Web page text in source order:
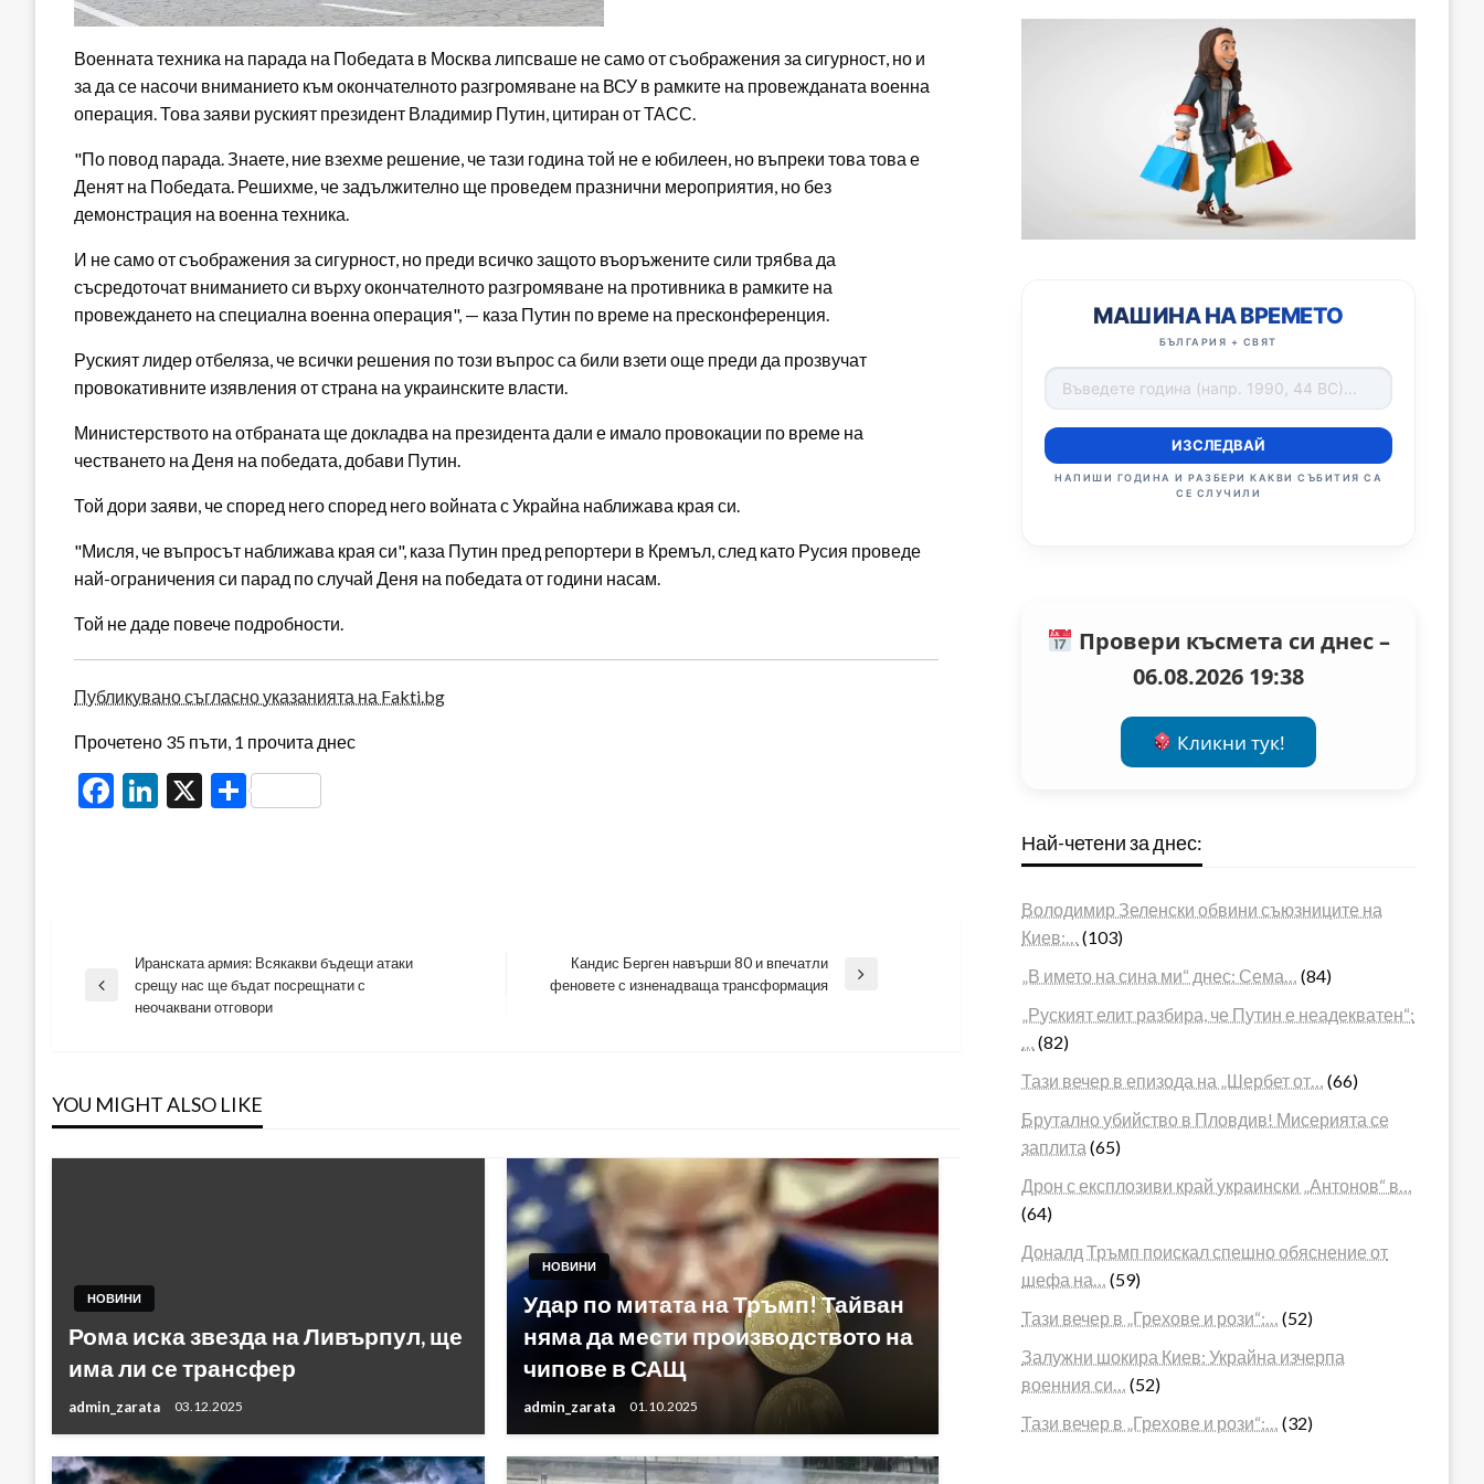
Военната техника на парада на Победата в Москва липсваше не само от съображения за сигурност, но и
за да се насочи вниманието към окончателното разгромяване на ВСУ в рамките на провежданата военна
операция. Това заяви руският президент Владимир Путин, цитиран от ТАСС.
"По повод парада. Знаете, ние взехме решение, че тази година той не е юбилеен, но въпреки това това е
Денят на Победата. Решихме, че задължително ще проведем празнични мероприятия, но без
демонстрация на военна техника.
И не само от съображения за сигурност, но преди всичко защото въоръжените сили трябва да
съсредоточат вниманието си върху окончателното разгромяване на противника в рамките на
провеждането на специална военна операция", — каза Путин по време на пресконференция.
Руският лидер отбеляза, че всички решения по този въпрос са били взети още преди да прозвучат
провокативните изявления от страна на украинските власти.
Министерството на отбраната ще докладва на президента дали е имало провокации по време на
честването на Деня на победата, добави Путин.
Той дори заяви, че според него според него войната с Украйна наближава края си.
"Мисля, че въпросът наближава края си", каза Путин пред репортери в Кремъл, след като Русия проведе
най-ограничения си парад по случай Деня на победата от години насам.
Той не даде повече подробности.
Публикувано съгласно указанията на Fakti.bg
Прочетено 35 пъти, 1 прочита днес
Facebook
LinkedIn
X Share
Навигация
Previous
Иранската армия: Всякакви бъдещи атаки
срещу нас ще бъдат посрещнати с
неочаквани отговори
Next
Кандис Берген навърши 80 и впечатли
феновете с изненадваща трансформация
YOU MIGHT ALSO LIKE
НОВИНИ
Рома иска звезда на Ливърпул, ще
има ли се трансфер
admin_zarata 03.12.2025
НОВИНИ
Удар по митата на Тръмп! Тайван
няма да мести производството на
чипове в САЩ
admin_zarata 01.10.2025
МАШИНА НА ВРЕМЕТО
БЪЛГАРИЯ + СВЯТ
ИЗСЛЕДВАЙ
НАПИШИ ГОДИНА И РАЗБЕРИ КАКВИ СЪБИТИЯ СА
СЕ СЛУЧИЛИ
Провери късмета си днес –
06.08.2026 19:38
Кликни тук!
Най-четени за днес:
Володимир Зеленски обвини съюзниците на
Киев:…
(103)
„В името на сина ми“ днес: Сема…
(84)
„Руският елит разбира, че Путин е неадекватен“:
(82)
Тази вечер в епизода на „Шербет от…
(66)
Брутално убийство в Пловдив! Мисерията се
заплита (65)
Дрон с експлозиви край украински „Антонов“ в…
(64)
Доналд Тръмп поискал спешно обяснение от
шефа на…
(59)
Тази вечер в „Грехове и рози“:…
(52)
Залужни шокира Киев: Украйна изчерпа
военния си…
(52)
Тази вечер в „Грехове и рози“:…
(32)